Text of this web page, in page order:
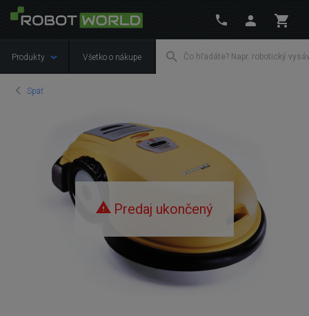
Produkty Všetko o nákupe
Späť
Predaj ukončený